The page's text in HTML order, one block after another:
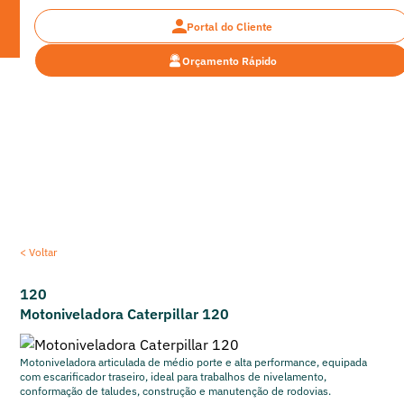
Orçamento Rápido
Portal do Cliente
< Voltar
120
Motoniveladora Caterpillar 120
Motoniveladora articulada de médio porte e alta performance, equipada
com escarificador traseiro, ideal para trabalhos de nivelamento,
conformação de taludes, construção e manutenção de rodovias.